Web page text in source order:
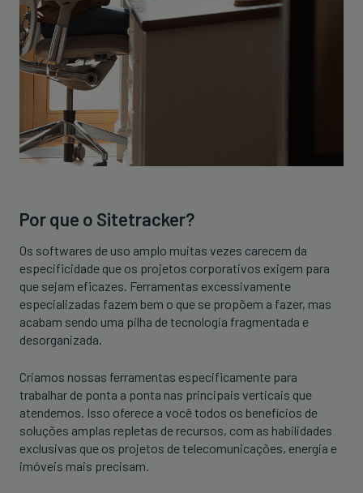
Por que o Sitetracker?
Os softwares de uso amplo muitas vezes carecem da
especificidade que os projetos corporativos exigem para
que sejam eficazes. Ferramentas excessivamente
especializadas fazem bem o que se propõem a fazer, mas
acabam sendo uma pilha de tecnologia fragmentada e
desorganizada.
Criamos nossas ferramentas especificamente para
trabalhar de ponta a ponta nas principais verticais que
atendemos. Isso oferece a você todos os benefícios de
soluções amplas repletas de recursos, com as habilidades
exclusivas que os projetos de telecomunicações, energia e
imóveis mais precisam.